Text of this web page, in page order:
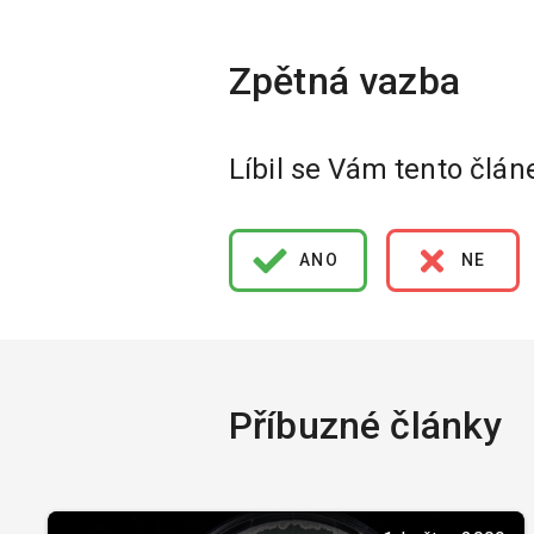
Líbil se Vám tento
ANO NE
Příbuzné články